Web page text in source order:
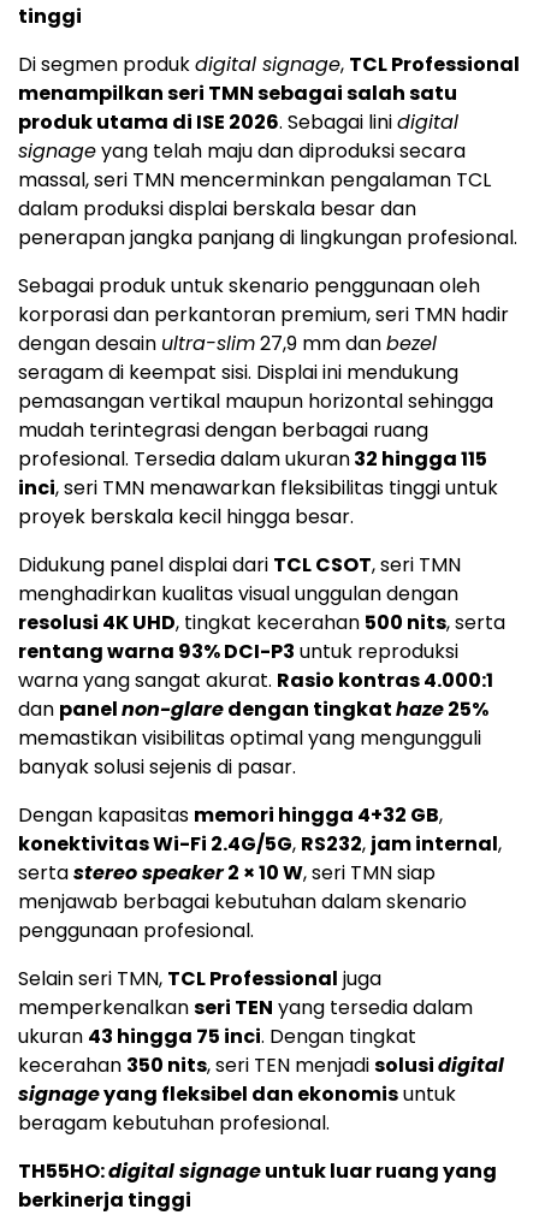
tinggi
Di segmen produkdigital signage, TCL Professional
menampilkan seri TMN sebagai salah satu
produk utama di ISE 2026. Sebagai linidigital
signageyang telah maju dan diproduksi secara
massal, seri TMN mencerminkan pengalaman TCL
dalam produksi displai berskala besar dan
penerapan jangka panjang di lingkungan profesional.
Sebagai produk untuk skenario penggunaan oleh
korporasi dan perkantoran premium, seri TMN hadir
dengan desain ultra-slim27,9 mm danbezel
seragam di keempat sisi. Displai ini mendukung
pemasangan vertikal maupun horizontal sehingga
mudah terintegrasi dengan berbagai ruang
profesional. Tersedia dalam ukuran32 hingga 115
inci, seri TMN menawarkan fleksibilitas tinggi untuk
proyek berskala kecil hingga besar.
Didukung panel displai dari TCL CSOT, seri TMN
menghadirkan kualitas visual unggulan dengan
resolusi 4K UHD, tingkat kecerahan 500 nits, serta
rentang warna 93% DCI-P3 untuk reproduksi
warna yang sangat akurat. Rasio kontras 4.000:1
dan panelnon-glaredengan tingkathaze25%
memastikan visibilitas optimal yang mengungguli
banyak solusi sejenis di pasar.
Dengan kapasitas memori hingga 4+32 GB,
konektivitas Wi-Fi 2.4G/5G, RS232, jam internal,
sertastereo speaker2 × 10 W, seri TMN siap
menjawab berbagai kebutuhan dalam skenario
penggunaan profesional.
Selain seri TMN, TCL Professional juga
memperkenalkanseri TEN yang tersedia dalam
ukuran 43 hingga 75 inci. Dengan tingkat
kecerahan 350 nits, seri TEN menjadisolusidigital
signageyang fleksibel dan ekonomisuntuk
beragam kebutuhan profesional.
TH55HO:digital signageuntuk luar ruang yang
berkinerja tinggi